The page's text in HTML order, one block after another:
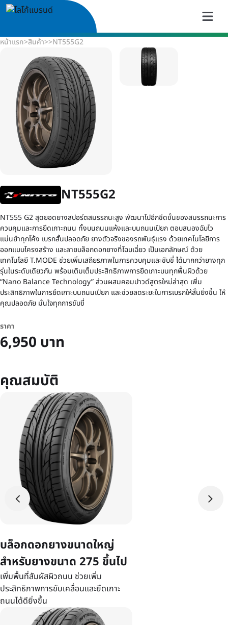
หน้าแรก>สินค้า>>NT555G2
NT555G2
NT555 G2 สุดยอดยางสปอร์ตสมรรถนะสูง พัฒนาไปอีกขีดขั้นของสมรรถนะการ
ควบคุมและการยึดเกาะถนน ทั้งบนถนนแห้งและบนถนนเปียก ตอบสนองฉับไว
แม่นยำทุกโค้ง เบรกสั้นปลอดภัย ยางตัวจริงของรถพันธุ์แรง ด้วยเทคโนโลยีการ
ออกแบบโครงสร้าง และลายบล็อกดอกยางที่โฉบเฉี่ยว เป็นเอกลักษณ์ ด้วย
เทคโนโลยี T.MODE ช่วยเพิ่มเสถียรภาพในการควบคุมและขับขี่ ได้มากกว่ายางทุก
รุ่นในระดับเดียวกัน พร้อมเติมเต็มประสิทธิภาพการยึดเกาะบนทุกพื้นผิวด้วย
“Nano Balance Technology” ส่วนผสมคอมปาวด์สูตรใหม่ล่าสุด เพิ่ม
ประสิทธิภาพในการยึดเกาะบนถนนเปียก และช่วยลดระยะในการเบรกให้สั้นยิ่งขึ้น ให้
คุณปลอดภัย มั่นใจทุกการขับขี่
ราคา
6,950 บาท
คุณสมบัติ
บล็อกดอกยางขนาดใหญ่
สำหรับยางขนาด 275 ขึ้นไป
เพิ่มพื้นที่สัมผัสผิวถนน ช่วยเพิ่ม
ประสิทธิภาพการขับเคลื่อนและยึดเกาะ
ถนนได้ดียิ่งขึ้น